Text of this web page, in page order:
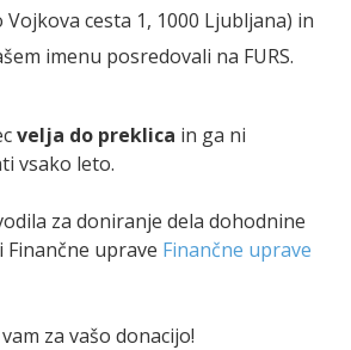
cesta 1, 1000 Ljubljana) in
imenu posredovali na FURS.
velja do preklica in ga ni
vsako leto.
za doniranje dela dohodnine
uprave Finančne uprave
za vašo donacijo!